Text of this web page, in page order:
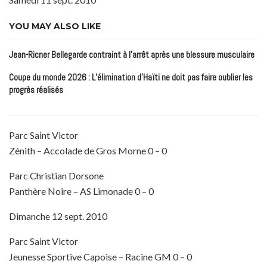
YOU MAY ALSO LIKE
Jean-Ricner Bellegarde contraint à l’arrêt après une blessure musculaire
Coupe du monde 2026 : L’élimination d’Haïti ne doit pas faire oublier les
progrès réalisés
Parc Saint Victor
Zénith – Accolade de Gros Morne 0 – 0
Parc Christian Dorsone
Panthère Noire – AS Limonade 0 – 0
Dimanche 12 sept. 2010
Parc Saint Victor
Jeunesse Sportive Capoise – Racine GM 0 – 0